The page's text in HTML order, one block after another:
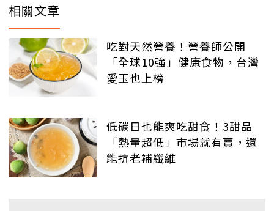
相關文章
吃對天然營養！營養師公開
「全球10強」健康食物，台灣
愛玉也上榜
低碳日也能爽吃甜食！3甜品
「熱量超低」市場就有賣，還
能抗老補纖維